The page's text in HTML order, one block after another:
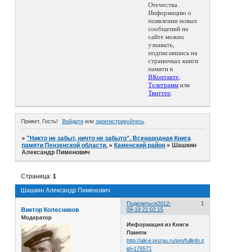
Отечества.
Информацию о
появлении новых
сообщений на
сайте можно
узнавать,
подписавшись на
страничках книги
памяти в
ВКонтакте,
Телеграмм или
Твиттер.
Привет, Гость! Войдитеили зарегистрируйтесь.
»"Никто не забыт, ничто не забыто". Всенародная Книга
памяти Пензенской области. » Каменский район » Шашкин
Александр Пименович
Шашкин Александр Пименович
Страница:1
Поделиться 1
2012-
09-19 21:02:15
Виктор Колесников
Модератор
Информация из Книги
Памяти
http://alice.pnzgu.ru/pm/fullinfo.php?
id=176571